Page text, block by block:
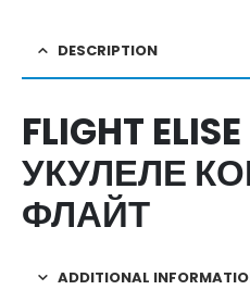
DESCRIPTION
FLIGHT
УКУЛЕЛЕ
ФЛАЙТ
ADDITIONAL